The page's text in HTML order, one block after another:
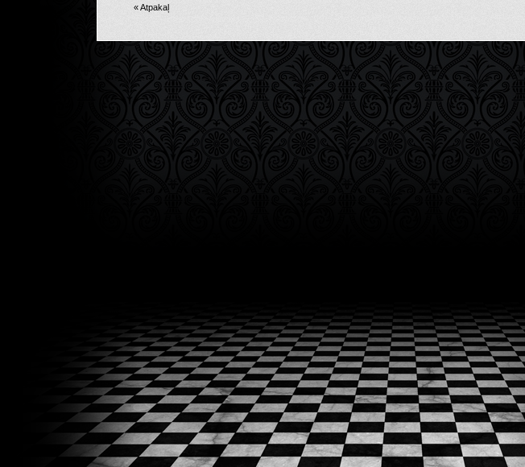
« Atpakaļ